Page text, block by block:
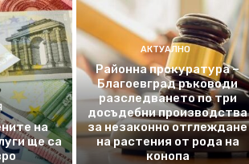
на
ще са
АКТУАЛНО
Районна прокуратура –
Благоевград ръководи
разследването по три
досъдебни производства
за незаконно отглеждане
на растения от рода на
конопа